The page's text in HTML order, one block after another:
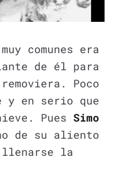
comunes era
de él para
Poco
y en serio que
Pues Simo
de su aliento
la